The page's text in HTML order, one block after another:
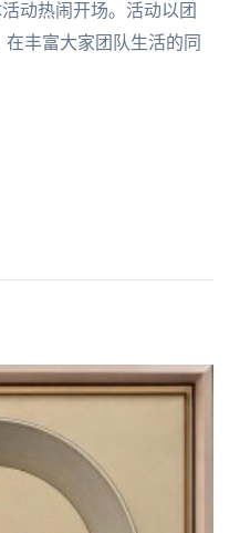
动热闹开场。活动以团
丰富大家团队生活的同